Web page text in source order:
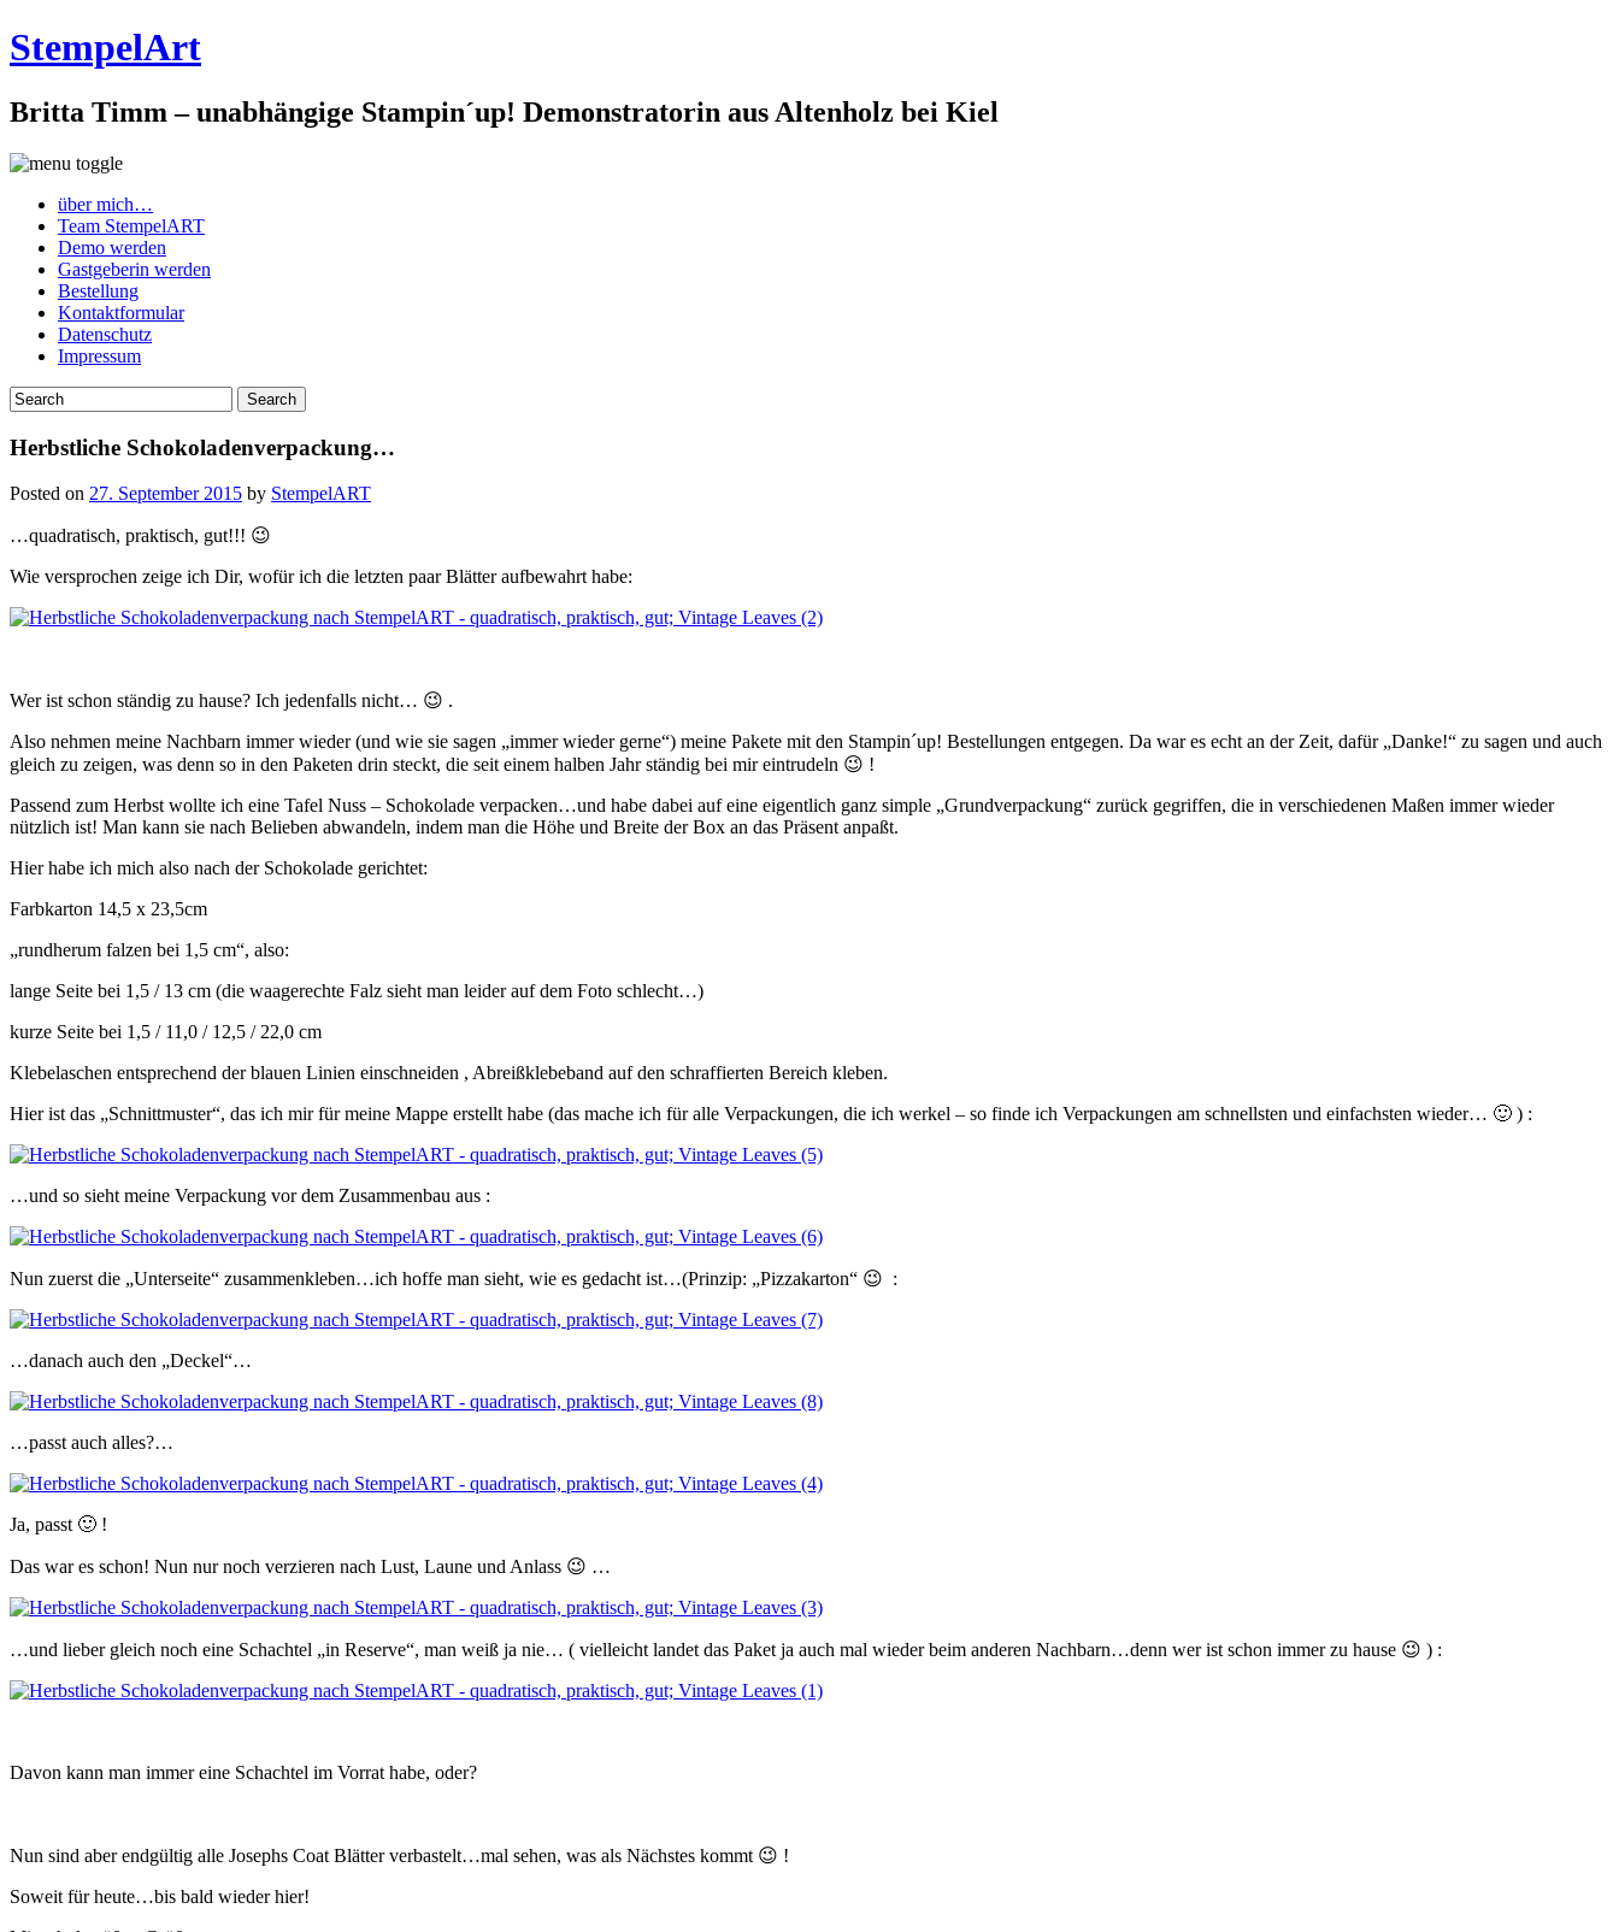
StempelArt
Britta Timm – unabhängige Stampin´up! Demonstratorin aus Altenholz bei Kiel
über mich…
Team StempelART
Demo werden
Gastgeberin werden
Bestellung
Kontaktformular
Datenschutz
Impressum
Herbstliche Schokoladenverpackung…
Posted on 27. September 2015 by StempelART
…quadratisch, praktisch, gut!!! 😉
Wie versprochen zeige ich Dir, wofür ich die letzten paar Blätter aufbewahrt habe:
Wer ist schon ständig zu hause? Ich jedenfalls nicht… 😉 .
Also nehmen meine Nachbarn immer wieder (und wie sie sagen „immer wieder gerne“) meine Pakete mit den Stampin´up! Bestellungen entgegen. Da war es echt an der Zeit, dafür „Danke!“ zu sagen und auch
gleich zu zeigen, was denn so in den Paketen drin steckt, die seit einem halben Jahr ständig bei mir eintrudeln 😉 !
Passend zum Herbst wollte ich eine Tafel Nuss – Schokolade verpacken…und habe dabei auf eine eigentlich ganz simple „Grundverpackung“ zurück gegriffen, die in verschiedenen Maßen immer wieder
nützlich ist! Man kann sie nach Belieben abwandeln, indem man die Höhe und Breite der Box an das Präsent anpaßt.
Hier habe ich mich also nach der Schokolade gerichtet:
Farbkarton 14,5 x 23,5cm
„rundherum falzen bei 1,5 cm“, also:
lange Seite bei 1,5 / 13 cm (die waagerechte Falz sieht man leider auf dem Foto schlecht…)
kurze Seite bei 1,5 / 11,0 / 12,5 / 22,0 cm
Klebelaschen entsprechend der blauen Linien einschneiden , Abreißklebeband auf den schraffierten Bereich kleben.
Hier ist das „Schnittmuster“, das ich mir für meine Mappe erstellt habe (das mache ich für alle Verpackungen, die ich werkel – so finde ich Verpackungen am schnellsten und einfachsten wieder… 🙂 ) :
…und so sieht meine Verpackung vor dem Zusammenbau aus :
Nun zuerst die „Unterseite“ zusammenkleben…ich hoffe man sieht, wie es gedacht ist…(Prinzip: „Pizzakarton“ 😉 :
…danach auch den „Deckel“…
…passt auch alles?…
Ja, passt 🙂 !
Das war es schon! Nun nur noch verzieren nach Lust, Laune und Anlass 😉 …
…und lieber gleich noch eine Schachtel „in Reserve“, man weiß ja nie… ( vielleicht landet das Paket ja auch mal wieder beim anderen Nachbarn…denn wer ist schon immer zu hause 😉 ) :
Davon kann man immer eine Schachtel im Vorrat habe, oder?
Nun sind aber endgültig alle Josephs Coat Blätter verbastelt…mal sehen, was als Nächstes kommt 😉 !
Soweit für heute…bis bald wieder hier!